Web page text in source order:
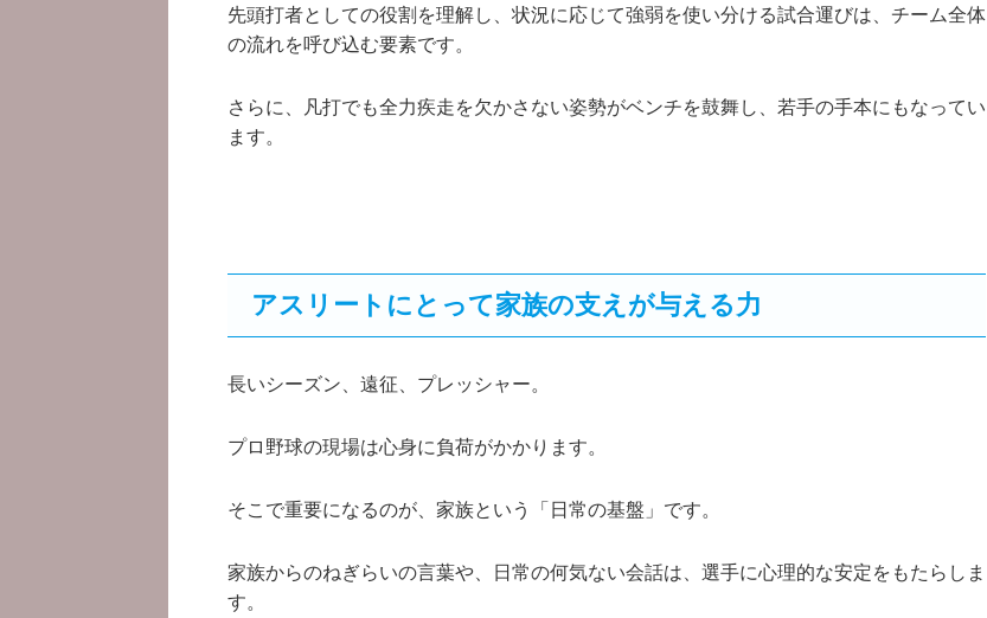
先頭打者としての役割を理解し、状況に応じて強弱を使い分ける試合運びは、チーム全体
の流れを呼び込む要素です。
さらに、凡打でも全力疾走を欠かさない姿勢がベンチを鼓舞し、若手の手本にもなってい
ます。
アスリートにとって家族の支えが与える力
長いシーズン、遠征、プレッシャー。
プロ野球の現場は心身に負荷がかかります。
そこで重要になるのが、家族という「日常の基盤」です。
家族からのねぎらいの言葉や、日常の何気ない会話は、選手に心理的な安定をもたらしま
す。